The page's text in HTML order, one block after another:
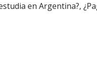
en Argentina?,